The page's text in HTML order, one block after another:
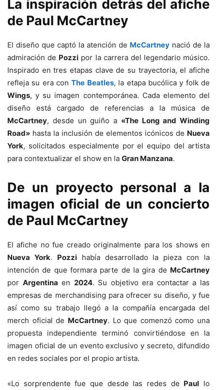
La inspiración detrás del afiche
de Paul McCartney
El diseño que captó la atención de McCartney nació de la
admiración de Pozzi por la carrera del legendario músico.
Inspirado en tres etapas clave de su trayectoria, el afiche
refleja su era conThe Beatles, la etapa bucólica y folk de
Wings, y su imagen contemporánea. Cada elemento del
diseño está cargado de referencias a la música de
McCartney, desde un guiño a «The Long and Winding
Road» hasta la inclusión de elementos icónicos de Nueva
York, solicitados especialmente por el equipo del artista
para contextualizar el show en la Gran Manzana.
De un proyecto personal a la
imagen oficial de un concierto
de Paul McCartney
El afiche no fue creado originalmente para los shows en
Nueva York. Pozzihabía desarrollado la pieza con la
intención de que formara parte de la gira de McCartney
por Argentina en 2024. Su objetivo era contactar a las
empresas de merchandising para ofrecer su diseño, y fue
así como su trabajo llegó a la compañía encargada del
merch oficial de McCartney. Lo que comenzó como una
propuesta independiente terminó convirtiéndose en la
imagen oficial de un evento exclusivo y secreto, difundido
en redes sociales por el propio artista.
«Lo sorprendente fue que desde las redes de Paul lo